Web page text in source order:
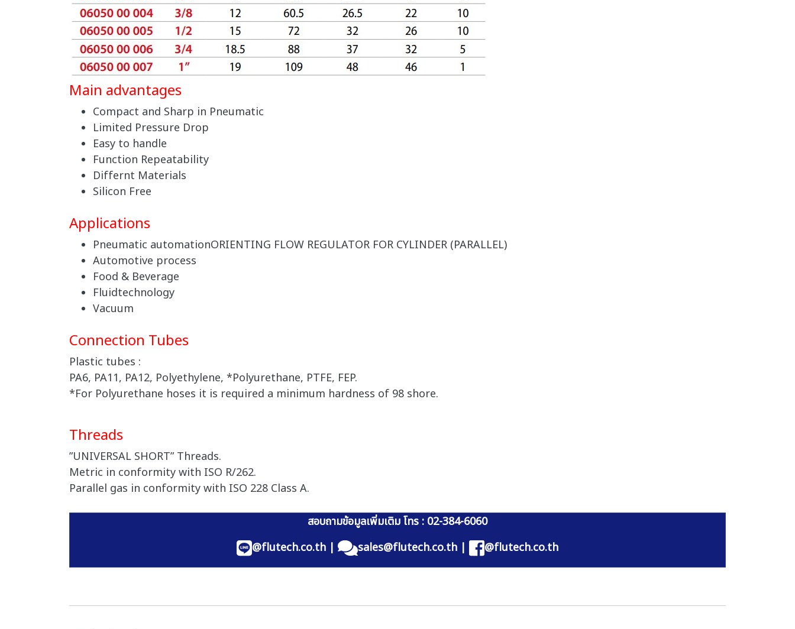
Main advantages
Compact and Sharp in Pneumatic
Limited Pressure Drop
Easy to handle
Function Repeatability
Differnt Materials
Silicon Free
Applications
Pneumatic automationORIENTING FLOW REGULATOR FOR CYLINDER (PARALLEL)
Automotive process
Food & Beverage
Fluidtechnology
Vacuum
Connection Tubes
Plastic tubes :
PA6, PA11, PA12, Polyethylene, *Polyurethane, PTFE, FEP.
*For Polyurethane hoses it is required a minimum hardness of 98 shore.
Threads
”UNIVERSAL SHORT” Threads.
Metric in conformity with ISO R/262.
Parallel gas in conformity with ISO 228 Class A.
สอบถามข้อมูลเพิ่มเติม โทร : 02-384-6060
@flutech.co.th | sales@flutech.co.th| @flutech.co.th